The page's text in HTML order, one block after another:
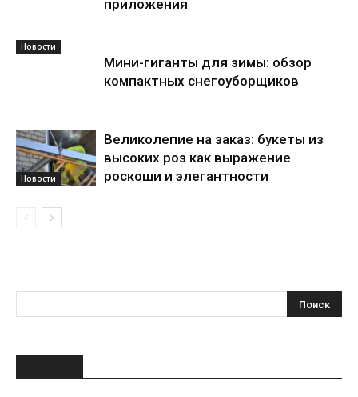
приложения
Новости
Мини-гиганты для зимы: обзор
компактных снегоуборщиков
Новости
Великолепие на заказ: букеты из
высоких роз как выражение
роскоши и элегантности